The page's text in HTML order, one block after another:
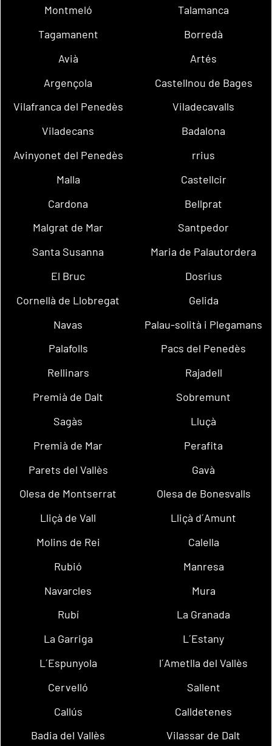
Montmeló
Talamanca
Tagamanent
Borredà
Avià
Artés
Argençola
Castellnou de Bages
Vilafranca del Penedès
Viladecavalls
Viladecans
Badalona
Avinyonet del Penedès
rrius
Malla
Castellcir
Cardona
Bellprat
Malgrat de Mar
Santpedor
Santa Susanna
Maria de Palautordera
El Bruc
Dosrius
Cornellà de Llobregat
Gelida
Navas
Palau-solità i Plegamans
Palafolls
Pacs del Penedès
Rellinars
Rajadell
Premià de Dalt
Sobremunt
Sagàs
Lluçà
Premià de Mar
Perafita
Parets del Vallès
Gavà
Olesa de Montserrat
Olesa de Bonesvalls
Lliçà de Vall
Lliçà d´Amunt
Molins de Rei
Calella
Rubió
Manresa
Navarcles
Mura
Rubí
La Granada
La Garriga
L´Estany
L´Espunyola
l´Ametlla del Vallès
Cervelló
Sallent
Callús
Calldetenes
Badia del Vallès
Vilassar de Dalt